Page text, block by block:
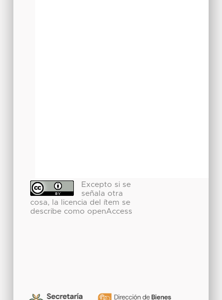
Excepto si se
señala otra
cosa, la licencia del ítem se
describe como openAccess